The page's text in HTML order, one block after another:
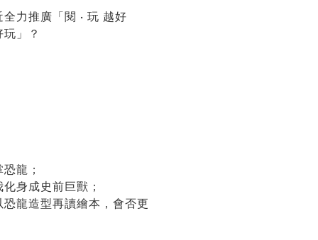
力推廣「閱 · 玩 越好
」？
龍；
身成史前巨獸；
龍造型再讀繪本，會否更